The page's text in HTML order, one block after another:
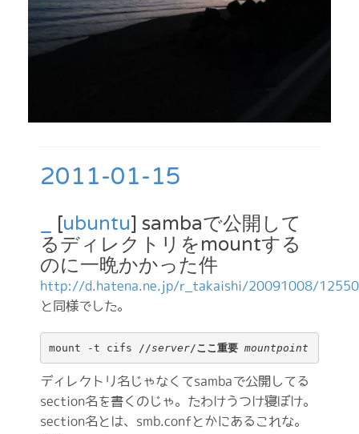
2011-01-15
[ubuntu] sambaで公開して
るディレクトリをmountする
のに一晩かかった件
http://d.hatena.ne.jp/r_takaishi/20091008/
と同様でした。
mount -t cifs //server/ここ重要 mountpoint
ディレクトリ名じゃなくてsambaで公開してる
section名を書くのじゃ。たわけうつけ寝ぼけ。
section名とは、smb.confとかにあるこれな。